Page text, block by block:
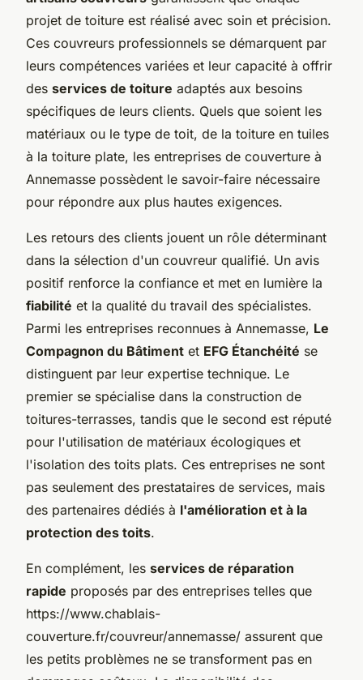
projet de toiture est réalisé avec soin et précision.
Ces couvreurs professionnels se démarquent par
leurs compétences variées et leur capacité à offrir
des services de toiture adaptés aux besoins
spécifiques de leurs clients. Quels que soient les
matériaux ou le type de toit, de la toiture en tuiles
à la toiture plate, les entreprises de couverture à
Annemasse possèdent le savoir-faire nécessaire
pour répondre aux plus hautes exigences.
Les retours des clients jouent un rôle déterminant
dans la sélection d'un couvreur qualifié. Un avis
positif renforce la confiance et met en lumière la
fiabilité et la qualité du travail des spécialistes.
Parmi les entreprises reconnues à Annemasse, Le
Compagnon du Bâtiment et EFG Étanchéité se
distinguent par leur expertise technique. Le
premier se spécialise dans la construction de
toitures-terrasses, tandis que le second est réputé
pour l'utilisation de matériaux écologiques et
l'isolation des toits plats. Ces entreprises ne sont
pas seulement des prestataires de services, mais
des partenaires dédiés à l'amélioration et à la
protection des toits.
En complément, les services de réparation
rapide proposés par des entreprises telles que
https://www.chablais-
couverture.fr/couvreur/annemasse/ assurent que
les petits problèmes ne se transforment pas en